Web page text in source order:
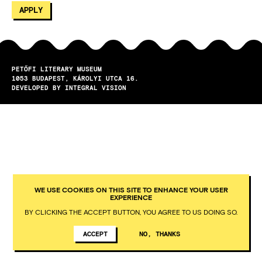
PETŐFI LITERARY MUSEUM
1053
BUDAPEST
KÁROLYI UTCA 16.
DEVELOPED BY INTEGRAL VISION
WE USE COOKIES ON THIS SITE TO ENHANCE YOUR USER
EXPERIENCE
BY CLICKING THE ACCEPT BUTTON, YOU AGREE TO US DOING SO.
ACCEPT NO, THANKS